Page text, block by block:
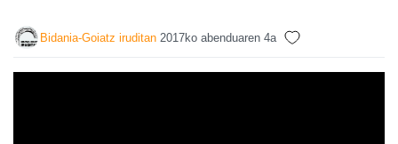
Bidania-Goiatz iruditan 2017ko abenduaren 4a